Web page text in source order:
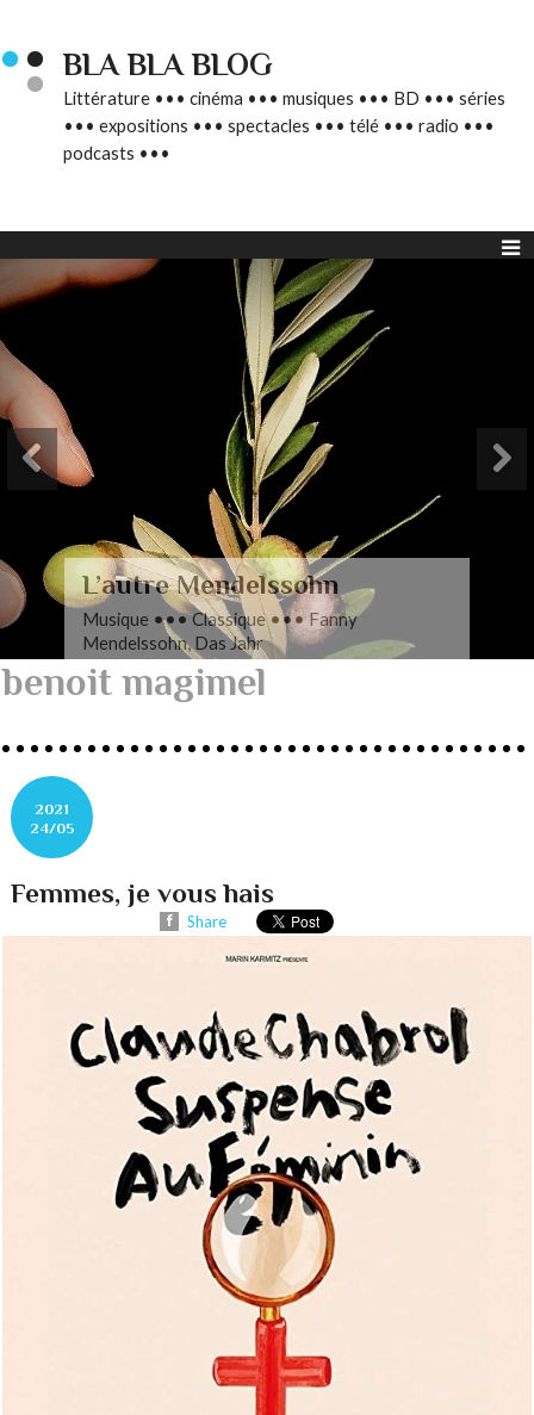
BLA BLA BLOG
Littérature ••• cinéma ••• musiques ••• BD ••• séries
••• expositions ••• spectacles ••• télé ••• radio •••
podcasts •••
L’autre Mendelssohn
Musique ••• Classique ••• Fanny
Mendelssohn, Das Jahr
benoit magimel
2021
24/05
Femmes, je vous hais
Share